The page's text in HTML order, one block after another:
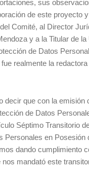
sus
de este proyecto
Comité, al Director
y a la Titular de
de Datos
realmente la
decir que con la emisión
de Datos
Séptimo Transitorio
Personales en Posesión
dando cumplimiento
mandató este